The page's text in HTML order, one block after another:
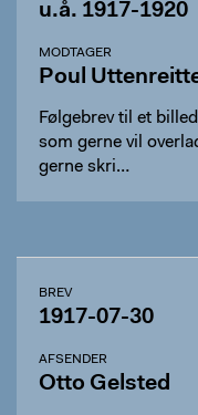
u.å. 1917-1920
MODTAGER
Poul
Følgebrev til et
som gerne vil
gerne skri…
BREV
1917-07-30
AFSENDER
Otto Gelsted